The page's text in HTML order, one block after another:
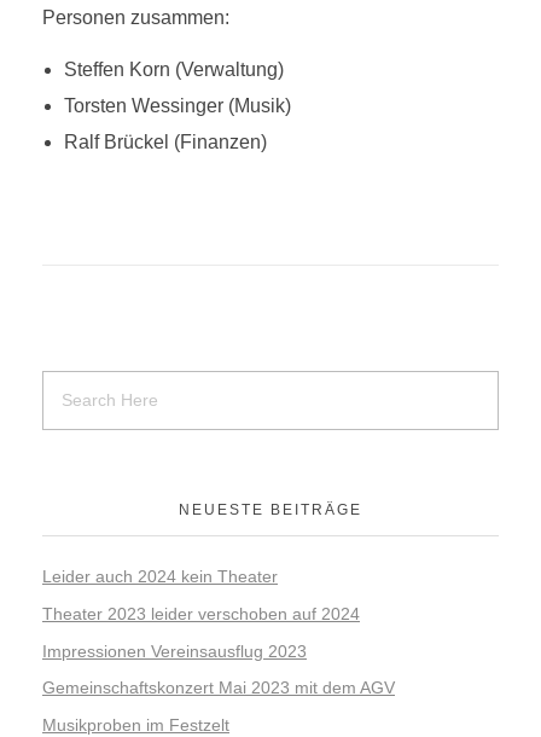
Personen zusammen:
Steffen Korn (Verwaltung)
Torsten Wessinger (Musik)
Ralf Brückel (Finanzen)
NEUESTE BEITRÄGE
Leider auch 2024 kein Theater
Theater 2023 leider verschoben auf 2024
Impressionen Vereinsausflug 2023
Gemeinschaftskonzert Mai 2023 mit dem AGV
Musikproben im Festzelt